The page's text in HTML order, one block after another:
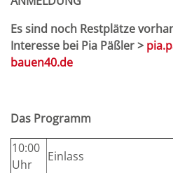
Es sind noch Restplätze
Interesse bei Pia Päßler >
bauen40.de
Das Programm
10:00
Uhr
Einlass